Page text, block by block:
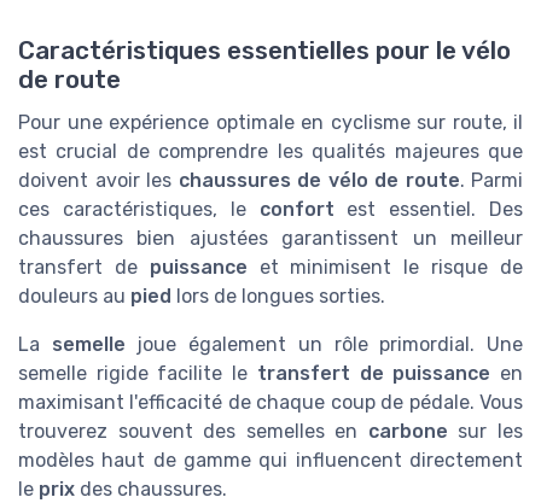
Caractéristiques essentielles pour le vélo
de route
Pour une expérience optimale en cyclisme sur route, il
est crucial de comprendre les qualités majeures que
doivent avoir les chaussures de vélo de route. Parmi
ces caractéristiques, le confort est essentiel. Des
chaussures bien ajustées garantissent un meilleur
transfert de puissance et minimisent le risque de
douleurs au pied lors de longues sorties.
La semelle joue également un rôle primordial. Une
semelle rigide facilite le transfert de puissance en
maximisant l'efficacité de chaque coup de pédale. Vous
trouverez souvent des semelles en carbone sur les
modèles haut de gamme qui influencent directement
le prix des chaussures.